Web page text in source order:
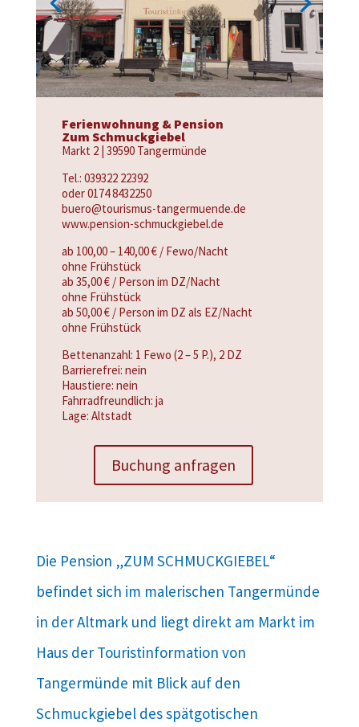
Ferienwohnung & Pension
Zum Schmuckgiebel
Markt 2 | 39590 Tangermünde
Tel.: 039322 22392
oder 0174 8432250
buero@tourismus-tangermuende.de
www.pension-schmuckgiebel.de
ab 100,00 – 140,00 € / Fewo/Nacht
ohne Frühstück
ab 35,00 € / Person im DZ/Nacht
ohne Frühstück
ab 50,00 € / Person im DZ als EZ/Nacht
ohne Frühstück
Bettenanzahl: 1 Fewo (2 – 5 P.), 2 DZ
Barrierefrei: nein
Haustiere: nein
Fahrradfreundlich: ja
Lage: Altstadt
Buchung anfragen
Die Pension „ZUM SCHMUCKGIEBEL“
befindet sich im malerischen Tangermünde
in der Altmark und liegt direkt am Markt im
Haus der Touristinformation von
Tangermünde mit Blick auf den
Schmuckgiebel des spätgotischen